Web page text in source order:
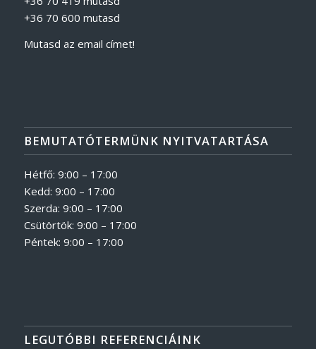
+36 70 600 mutasd
Mutasd az email címet!
BEMUTATÓTERMÜNK NYITVATARTÁSA
Hétfő: 9:00 – 17:00
Kedd: 9:00 – 17:00
Szerda: 9:00 – 17:00
Csütörtök: 9:00 – 17:00
Péntek: 9:00 – 17:00
LEGUTÓBBI REFERENCIÁINK